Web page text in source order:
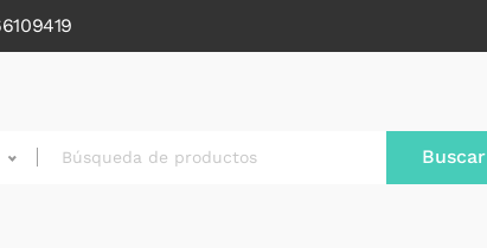
Buscar